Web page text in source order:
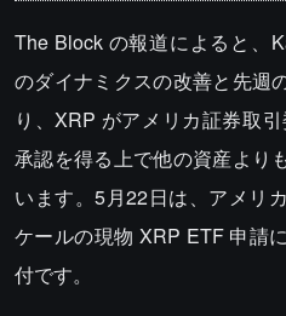
The Block の報道によると、
のダイナミクスの改善と先週
り、XRP がアメリカ証券取
承認を得る上で他の資産より
います。5月22日は、アメリ
ケールの現物 XRP ETF 申請
付です。